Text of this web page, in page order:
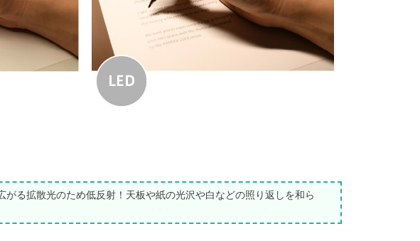
がる拡散光のため低反射！天板や紙の光沢や白などの照り返しを和ら